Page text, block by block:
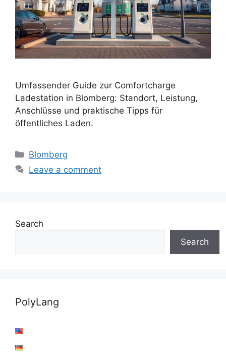
Umfassender Guide zur Comfortcharge
Ladestation in Blomberg: Standort, Leistung,
Anschlüsse und praktische Tipps für
öffentliches Laden.
Categories
Blomberg
Leave a comment
Search
Search
PolyLang